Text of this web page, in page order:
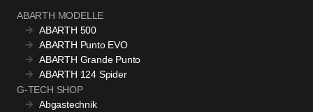
ABARTH MODELLE
ABARTH 500
ABARTH Punto EVO
ABARTH Grande Punto
ABARTH 124 Spider
G-TECH SHOP
Abgastechnik